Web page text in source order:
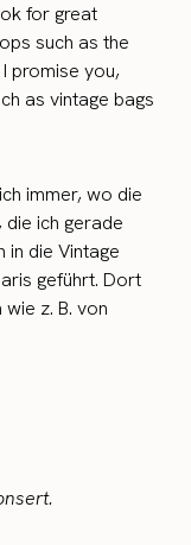
for great
such as the
promise you,
as vintage bags
immer, wo die
die ich gerade
in die Vintage
geführt. Dort
z. B. von